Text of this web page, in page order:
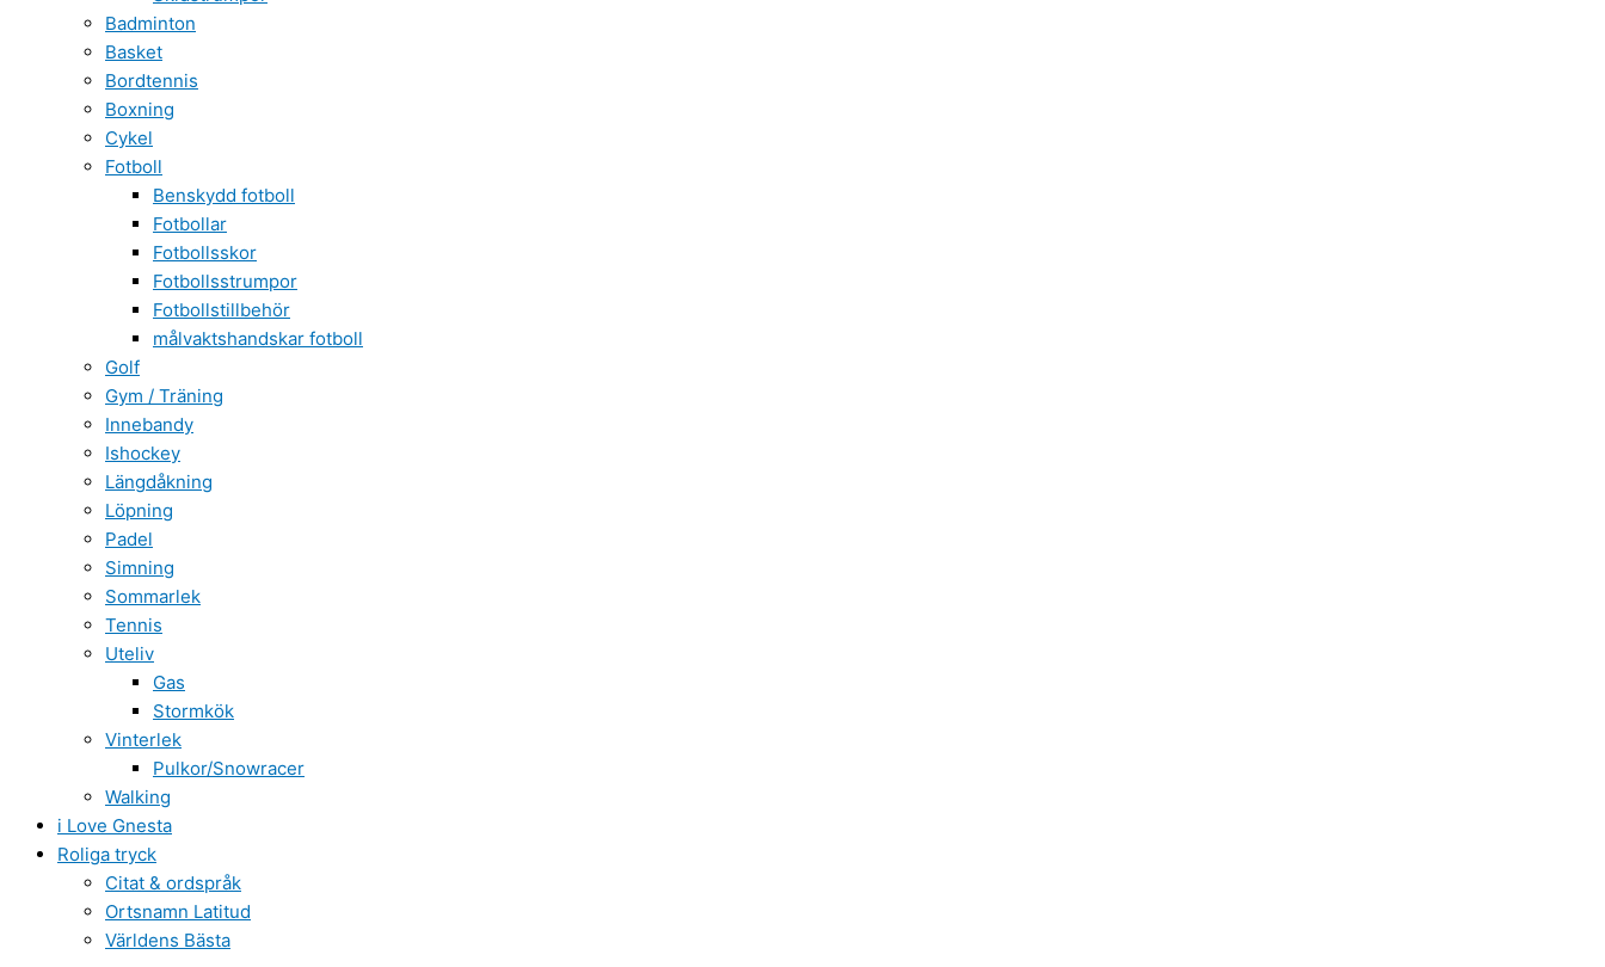
Badminton
Basket
Bordtennis
Boxning
Cykel
Fotboll
Benskydd fotboll
Fotbollar
Fotbollsskor
Fotbollsstrumpor
Fotbollstillbehör
målvaktshandskar fotboll
Golf
Gym / Träning
Innebandy
Ishockey
Längdåkning
Löpning
Padel
Simning
Sommarlek
Tennis
Uteliv
Gas
Stormkök
Vinterlek
Pulkor/Snowracer
Walking
i Love Gnesta
Roliga tryck
Citat & ordspråk
Ortsnamn Latitud
Världens Bästa